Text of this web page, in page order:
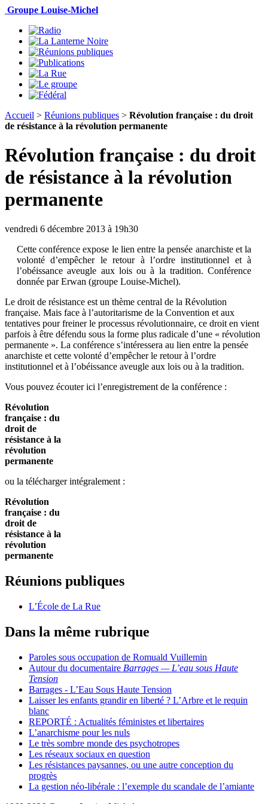
Groupe Louise-Michel
Accueil > Réunions publiques > Révolution française : du droit
de résistance à la révolution permanente
Révolution française : du droit
de résistance à la révolution
permanente
vendredi 6 décembre 2013 à 19h30
Cette conférence expose le lien entre la pensée anarchiste et la
volonté d’empêcher le retour à l’ordre institutionnel et à
l’obéissance aveugle aux lois ou à la tradition. Conférence
donnée par Erwan (groupe Louise-Michel).
Le droit de résistance est un thème central de la Révolution
française. Mais face à l’autoritarisme de la Convention et aux
tentatives pour freiner le processus révolutionnaire, ce droit en vient
parfois à être défendu sous la forme plus radicale d’une « révolution
permanente ». La conférence s’intéressera au lien entre la pensée
anarchiste et cette volonté d’empêcher le retour à l’ordre
institutionnel et à l’obéissance aveugle aux lois ou à la tradition.
Vous pouvez écouter ici l’enregistrement de la conférence :
Révolution
française : du
droit de
résistance à la
révolution
permanente
ou la télécharger intégralement :
Révolution
française : du
droit de
résistance à la
révolution
permanente
Réunions publiques
L’École de La Rue
Dans la même rubrique
Paroles sous occupation de Romuald Vuillemin
Autour du documentaire Barrages — L’eau sous Haute
Tension
Barrages - L’Eau Sous Haute Tension
Laisser les enfants grandir en liberté ? L’Arbre et le requin
blanc
REPORTÉ : Actualités féministes et libertaires
L’anarchisme pour les nuls
Le très sombre monde des psychotropes
Les réseaux sociaux en question
Les résistances paysannes, ou une autre conception du
progrès
La gestion néo-libérale : l’exemple du scandale de l’amiante